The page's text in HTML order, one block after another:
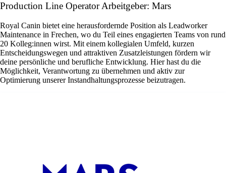
Production Line Operator Arbeitgeber: Mars
Royal Canin bietet eine herausfordernde Position als Leadworker
Maintenance in Frechen, wo du Teil eines engagierten Teams von rund
20 Kolleg:innen wirst. Mit einem kollegialen Umfeld, kurzen
Entscheidungswegen und attraktiven Zusatzleistungen fördern wir
deine persönliche und berufliche Entwicklung. Hier hast du die
Möglichkeit, Verantwortung zu übernehmen und aktiv zur
Optimierung unserer Instandhaltungsprozesse beizutragen.